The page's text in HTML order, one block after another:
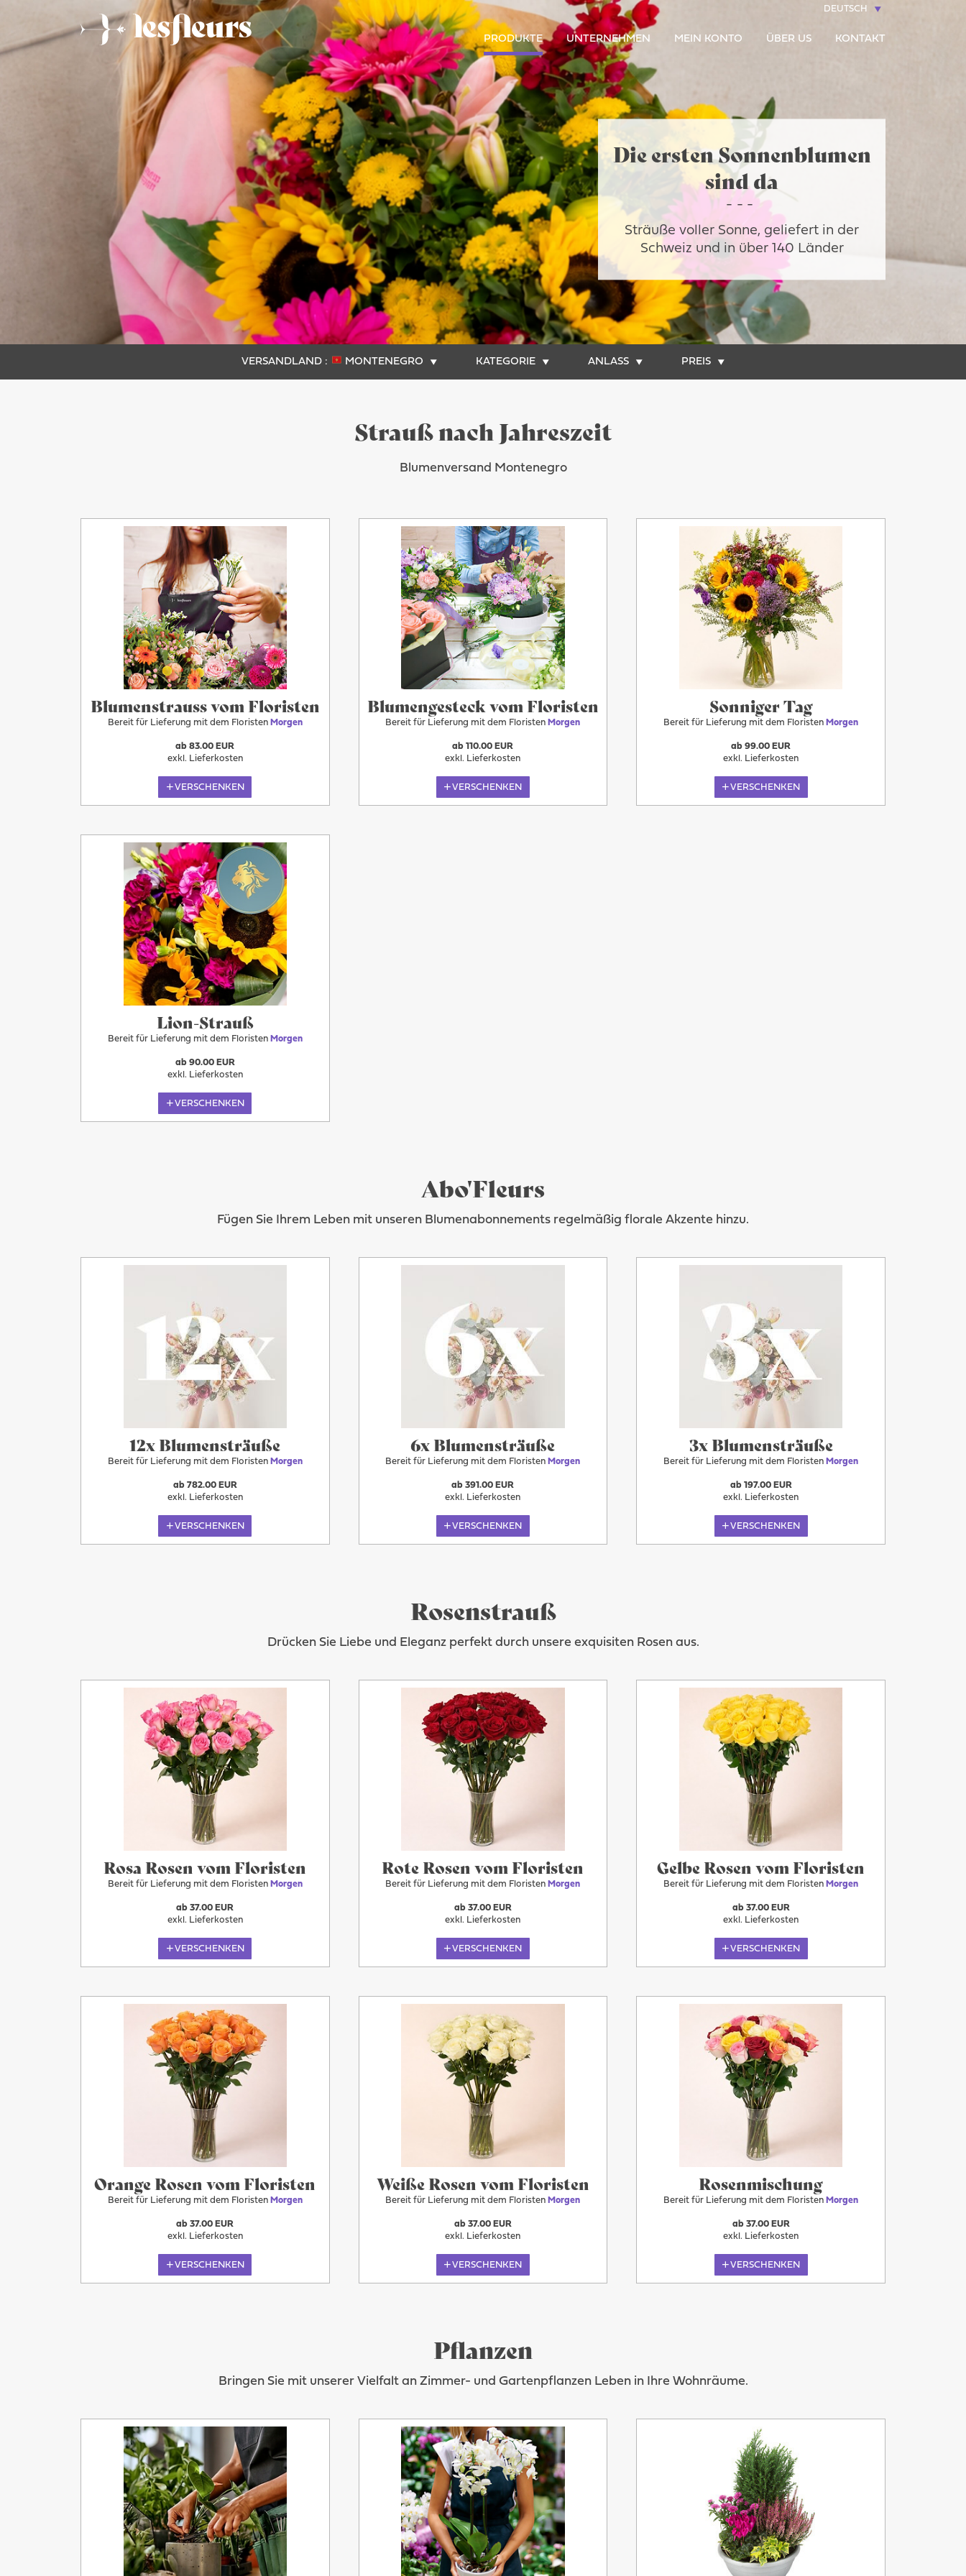
DEUTSCH
PRODUKTE UNTERNEHMEN MEIN KONTO ÜBER US KONTAKT
Die ersten Sonnenblumen
sind da
Sträuße voller Sonne, geliefert in der
Schweiz und in über 140 Länder
VERSANDLAND : MONTENEGRO KATEGORIE ANLASS PREIS
Strauß nach Jahreszeit
Blumenversand Montenegro
Blumenstrauss vom Floristen
Bereit für Lieferung mit dem Floristen Morgen
Mehr
Morgen
ab 83.00 EUR
exkl. Lieferkosten
VERSCHENKEN
Blumengesteck vom Floristen
Bereit für Lieferung mit dem Floristen Morgen
ab 110.00 EUR
exkl. Lieferkosten
VERSCHENKEN
Sonniger Tag
Bereit für Lieferung mit dem Floristen Morgen
ab 99.00 EUR
exkl. Lieferkosten
VERSCHENKEN
Lion-Strauß
Bereit für Lieferung mit dem Floristen Morgen
ab 90.00 EUR
exkl. Lieferkosten
VERSCHENKEN
Abo'Fleurs
Fügen Sie Ihrem Leben mit unseren Blumenabonnements regelmäßig florale Akzente hinzu.
12x Blumensträuße
Bereit für Lieferung mit dem Floristen Morgen
Morgen
ab 782.00 EUR
exkl. Lieferkosten
VERSCHENKEN
6x Blumensträuße
Bereit für Lieferung mit dem Floristen Morgen
Morgen
ab 391.00 EUR
exkl. Lieferkosten
VERSCHENKEN
3x Blumensträuße
Bereit für Lieferung mit dem Floristen Morgen
Morgen
ab 197.00 EUR
exkl. Lieferkosten
VERSCHENKEN
Rosenstrauß
Drücken Sie Liebe und Eleganz perfekt durch unsere exquisiten Rosen aus.
Rosa Rosen vom Floristen
Bereit für Lieferung mit dem Floristen Morgen
Morgen
ab 37.00 EUR
exkl. Lieferkosten
VERSCHENKEN
Rote Rosen vom Floristen
Bereit für Lieferung mit dem Floristen Morgen
Morgen
ab 37.00 EUR
exkl. Lieferkosten
VERSCHENKEN
Gelbe Rosen vom Floristen
Bereit für Lieferung mit dem Floristen Morgen
Morgen
ab 37.00 EUR
exkl. Lieferkosten
VERSCHENKEN
Orange Rosen vom Floristen
Bereit für Lieferung mit dem Floristen Morgen
Morgen
ab 37.00 EUR
exkl. Lieferkosten
VERSCHENKEN
Weiße Rosen vom Floristen
Bereit für Lieferung mit dem Floristen Morgen
Morgen
ab 37.00 EUR
exkl. Lieferkosten
VERSCHENKEN
Rosenmischung
Bereit für Lieferung mit dem Floristen Morgen
ab 37.00 EUR
exkl. Lieferkosten
VERSCHENKEN
Pflanzen
Bringen Sie mit unserer Vielfalt an Zimmer- und Gartenpflanzen Leben in Ihre Wohnräume.